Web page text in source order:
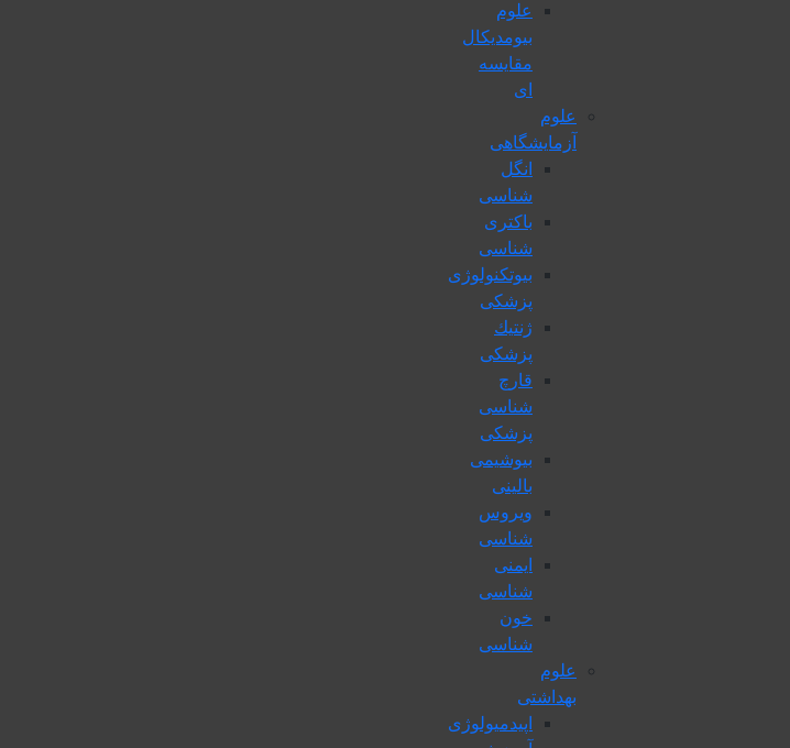
علوم
بیومدیکال
مقایسه
ای
علوم
آزمایشگاهی
انگل
شناسی
باکتری
شناسی
بیوتکنولوژی
پزشکی
ژنتيك
پزشکی
قارچ
شناسی
پزشكی
بیوشیمی
بالینی
ویروس
شناسی
ایمنی
شناسی
خون
شناسی
علوم
بهداشتی
اپیدمیولوژی